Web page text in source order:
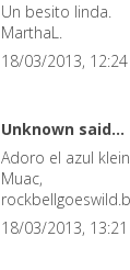
Un besito linda.
MarthaL.
18/03/2013, 12:24
Unknown said...
Adoro el azul
Muac,
18/03/2013, 13:21